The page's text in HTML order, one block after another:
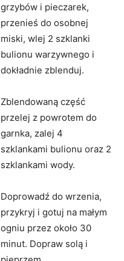
grzybów i pieczarek,
przenieś do osobnej
miski, wlej 2 szklanki
bulionu warzywnego i
dokładnie zblenduj.
Zblendowaną część
przelej z powrotem do
garnka, zalej 4
szklankami bulionu oraz 2
szklankami wody.
Doprowadź do wrzenia,
przykryj i gotuj na małym
ogniu przez około 30
minut. Dopraw solą i